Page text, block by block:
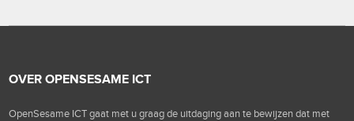
OVER OPENSESAME ICT
OpenSesame ICT gaat met u graag de uitdaging aan te bewijzen dat met